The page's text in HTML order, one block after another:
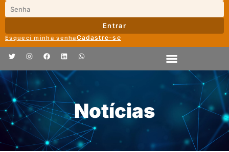
Entrar
Esqueci minha senhaCadastre-se
Notícias